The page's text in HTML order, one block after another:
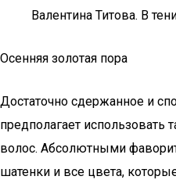
Валентина Титова. В
Осенняя золотая пора
Достаточно сдержанное и
предполагает использовать
волос. Абсолютными
шатенки и все цвета,